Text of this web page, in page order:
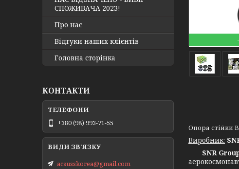
Опора стійки
Виробник:
SNR
СПОЖИВАЧА 2023!
Про нас
Відгуки наших клієнтів
Головна сторінка
КОНТАКТИ
+380 (98) 993-71-55
acsusskorea@gmail.com